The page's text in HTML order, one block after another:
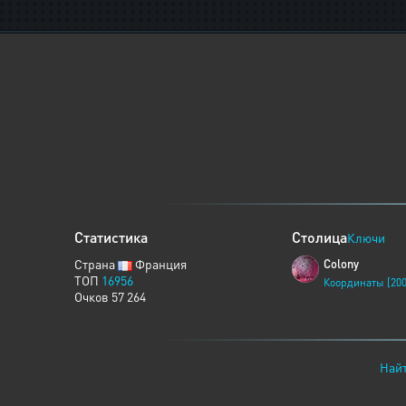
Статистика
Страна
Франция
ТОП 16956
Очков 57 264
СтолицаКлючи
Colony
Координаты